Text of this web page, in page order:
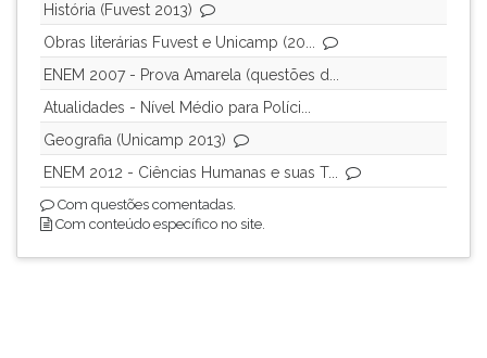
História (Fuvest 2013)
Obras literárias Fuvest e Unicamp (20...
ENEM 2007 - Prova Amarela (questões d...
Atualidades - Nível Médio para Políci...
Geografia (Unicamp 2013)
ENEM 2012 - Ciências Humanas e suas T...
Com questões comentadas.
Com conteúdo específico no site.